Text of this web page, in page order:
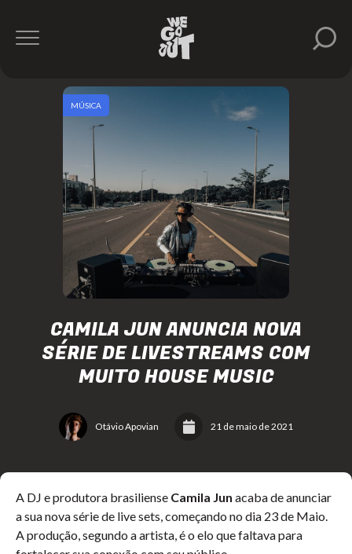
CAMILA JUN ANUNCIA NOVA
SÉRIE DE LIVESTREAMS COM
MUITO HOUSE MUSIC
Otávio Apovian 21 de maio de 2021
MÚSICA
A DJ e produtora brasiliense Camila Jun acaba de anunciar
a sua nova série de live sets, começando no dia 23 de Maio.
A produção, segundo a artista, é o elo que faltava para